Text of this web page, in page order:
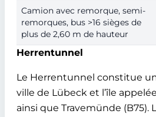
Camion avec remorque, semi-
remorques, bus >16 sièges de
plus de 2,60 m de hauteur
Herrentunnel
Le Herrentunnel constitue
ville de Lübeck et l’île
ainsi que Travemünde